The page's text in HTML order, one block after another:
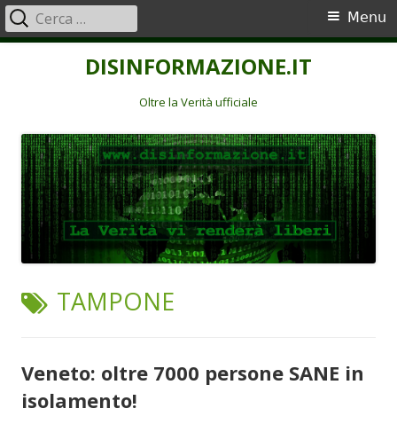
DISINFORMAZIONE.IT
Oltre la Verità ufficiale
Menu
principale
Menu
Ricerca
per:
TAG:
TAMPONE
Veneto: oltre 7000 persone SANE in
isolamento!